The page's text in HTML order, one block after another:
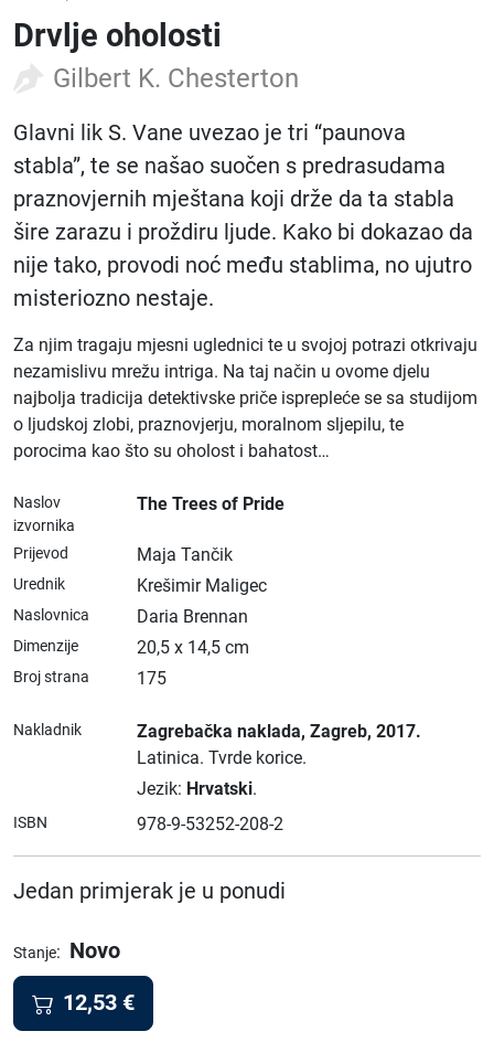
Drvlje oholosti
Gilbert K. Chesterton
Glavni lik S. Vane uvezao je tri “paunova
stabla”, te se našao suočen s predrasudama
praznovjernih mještana koji drže da ta stabla
šire zarazu i proždiru ljude. Kako bi dokazao da
nije tako, provodi noć među stablima, no ujutro
misteriozno nestaje.
Za njim tragaju mjesni uglednici te u svojoj potrazi otkrivaju
nezamislivu mrežu intriga. Na taj način u ovome djelu
najbolja tradicija detektivske priče isprepleće se sa studijom
o ljudskoj zlobi, praznovjerju, moralnom sljepilu, te
porocima kao što su oholost i bahatost…
Naslov
izvornika
The Trees of Pride
Prijevod Maja Tančik
Urednik Krešimir Maligec
Naslovnica Daria Brennan
Dimenzije 20,5 x 14,5 cm
Broj strana 175
Nakladnik Zagrebačka naklada, Zagreb, 2017.
Latinica. Tvrde korice.
Jezik: Hrvatski.
ISBN 978-9-53252-208-2
Jedan primjerak je u ponudi
Stanje: Novo
12,53 €